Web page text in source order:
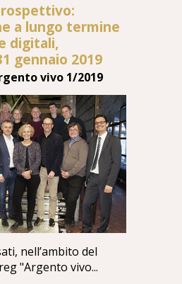
a lungo termine
digitali,
gennaio 2019
vivo 1/2019
nell’ambito del
"Argento vivo...